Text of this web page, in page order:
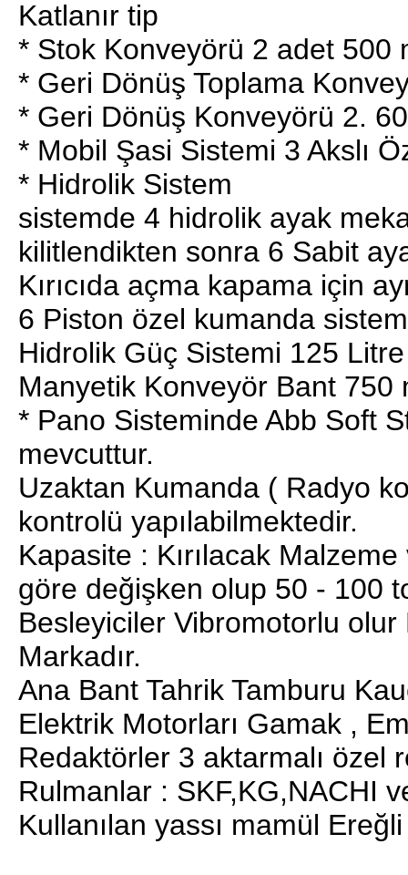
Katlanır tip
* Stok Konveyörü 2 adet 500
* Geri Dönüş Toplama
* Geri Dönüş Konveyörü 2.
* Mobil Şasi Sistemi 3 Akslı
* Hidrolik Sistem
sistemde 4 hidrolik ayak
kilitlendikten sonra 6 Sabit
Kırıcıda açma kapama için
6 Piston özel kumanda
Hidrolik Güç Sistemi 125 Litre
Manyetik Konveyör Bant 750
* Pano Sisteminde Abb Soft
mevcuttur.
Uzaktan Kumanda ( Radyo
kontrolü yapılabilmektedir.
Kapasite : Kırılacak
göre değişken olup 50 - 100
Besleyiciler Vibromotorlu
Markadır.
Ana Bant Tahrik Tamburu
Elektrik Motorları Gamak ,
Redaktörler 3 aktarmalı
Rulmanlar : SKF,KG,NACHI
Kullanılan yassı mamül